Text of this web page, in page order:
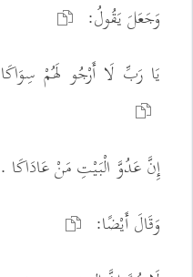
وَجَعَلَ يَقُولُ:
يَا رَبِّ لَا أَرْجُو لَهُمْ
إِنَّ عَدُوَّ الْبَيْتِ مَنْ عَادَاكَا
وَقَالَ أَيْضًا: